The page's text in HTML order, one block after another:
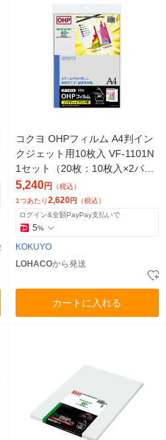
コクヨ OHPフィルム A4判イン
クジェット用10枚入 VF-1101N
1セット（20枚：10枚入×2パッ
ク）
5,240円 （税込）
1つあたり2,620円 （税込）
ログイン&全額PayPay支払いで
5%
KOKUYO
LOHACOから発送
カートに入れる